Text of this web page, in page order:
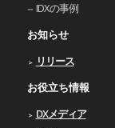
IDXの事例
お知らせ
リリース
お役立ち情報
DXメディア